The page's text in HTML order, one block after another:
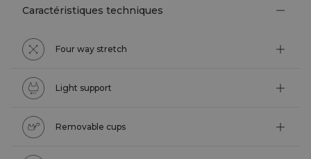
Caractéristiques techniques
Four way stretch
Light support
Removable cups